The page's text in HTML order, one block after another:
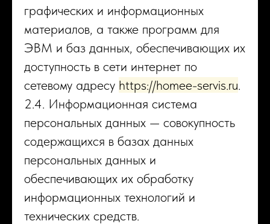
графических и информационных
материалов, а также программ для
ЭВМ и баз данных, обеспечивающих их
доступность в сети интернет по
сетевому адресу https://homee-servis.ru.
2.4. Информационная система
персональных данных — совокупность
содержащихся в базах данных
персональных данных и
обеспечивающих их обработку
информационных технологий и
технических средств.